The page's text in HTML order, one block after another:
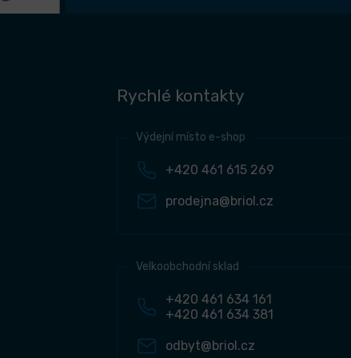
Rychlé kontakty
Výdejní místo e-shop
+420 461 615 269
prodejna@briol.cz
Velkoobchodní sklad
+420 461 634 161
+420 461 634 381
odbyt@briol.cz